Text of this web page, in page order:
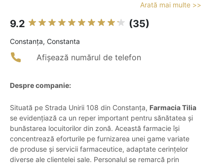
Arată mai multe >>
9.2 (35)
Constanţa, Constanta
Afișează numărul de telefon
Despre companie:
Situată pe Strada Unirii 108 din Constanța, Farmacia Tilia
se evidențiază ca un reper important pentru sănătatea și
bunăstarea locuitorilor din zonă. Această farmacie își
concentrează eforturile pe furnizarea unei game variate
de produse și servicii farmaceutice, adaptate cerințelor
diverse ale clientelei sale. Personalul se remarcă prin